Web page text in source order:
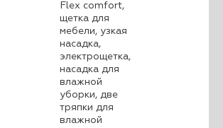
Flex comfort,
щетка для
мебели, узкая
насадка,
электрощетка,
насадка для
влажной
уборки, две
тряпки для
влажной